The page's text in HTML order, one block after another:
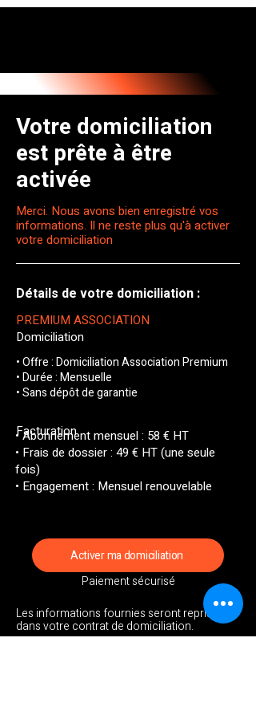
Votre domiciliation
est prête à être
activée
Merci. Nous avons bien enregistré vos
informations. Il ne reste plus qu'à activer
votre domiciliation
Détails de votre domiciliation :
PREMIUM ASSOCIATION
Domiciliation
• Offre : Domiciliation Association Premium
• Durée : Mensuelle
• Sans dépôt de garantie
Facturation
• Abonnement mensuel : 58 € HT
• Frais de dossier : 49 € HT (une seule
fois)
• Engagement : Mensuel renouvelable
Activer ma domiciliation
Paiement sécurisé
Les informations fournies seront reprises
dans votre contrat de domiciliation.